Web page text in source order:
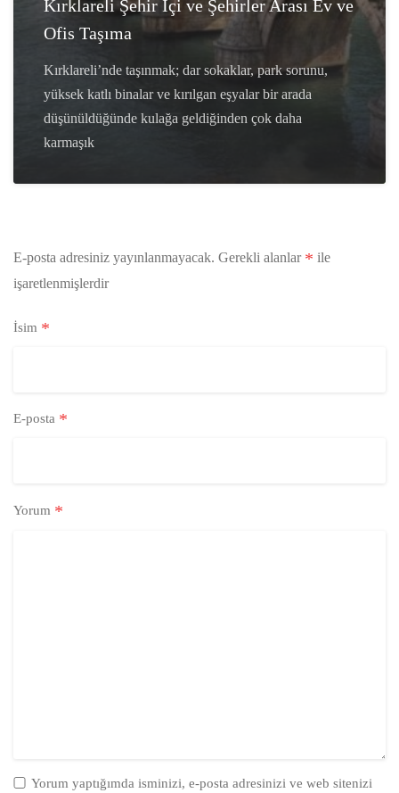
Kırklareli Şehir İçi ve Şehirler Arası Ev ve
Ofis Taşıma
Kırklareli’nde taşınmak; dar sokaklar, park sorunu,
yüksek katlı binalar ve kırılgan eşyalar bir arada
düşünüldüğünde kulağa geldiğinden çok daha
karmaşık
E-posta adresiniz yayınlanmayacak. Gerekli alanlar * ile
işaretlenmişlerdir
İsim *
E-posta *
Yorum *
Yorum yaptığımda isminizi, e-posta adresinizi ve web sitenizi